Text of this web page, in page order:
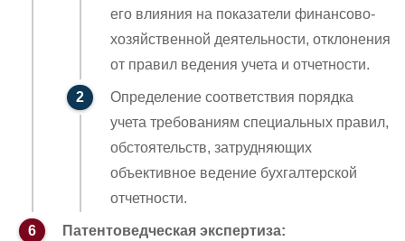
его влияния на показатели финансово-
хозяйственной деятельности, отклонения
от правил ведения учета и отчетности.
Определение соответствия порядка
учета требованиям специальных правил,
обстоятельств, затрудняющих
объективное ведение бухгалтерской
отчетности.
Патентоведческая экспертиза: